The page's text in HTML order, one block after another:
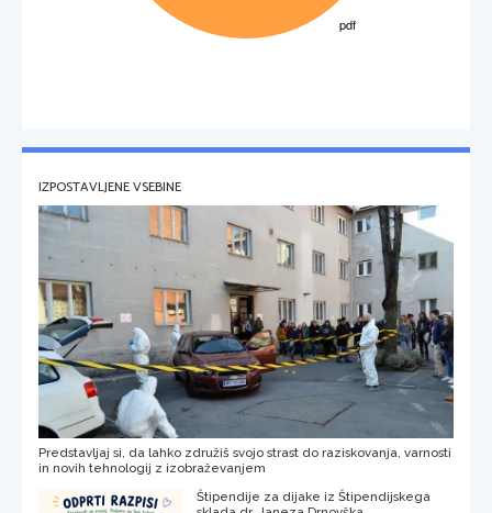
IZPOSTAVLJENE VSEBINE
Predstavljaj si, da lahko združiš svojo strast do raziskovanja, varnosti
in novih tehnologij z izobraževanjem
Štipendije za dijake iz Štipendijskega